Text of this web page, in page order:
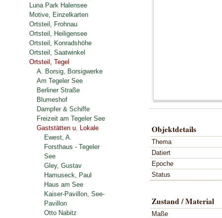
Objektdetails
Thema
Datiert
Epoche
Status
Zustand / Material
Maße
Luna Park Halensee
Motive, Einzelkarten
Ortsteil, Frohnau
Ortsteil, Heiligensee
Ortsteil, Konradshöhe
Ortsteil, Saatwinkel
Ortsteil, Tegel
A. Borsig, Borsigwerke
Am Tegeler See
Berliner Straße
Blumeshof
Dampfer & Schiffe
Freizeit am Tegeler See
Gaststätten u. Lokale
Ewest, A.
Forsthaus - Tegeler
See
Gley, Gustav
Hamuseck, Paul
Haus am See
Kaiser-Pavillon, See-
Pavillon
Otto Nabitz